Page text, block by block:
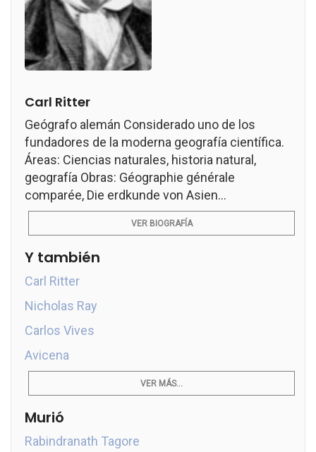
Carl Ritter
Geógrafo alemán Considerado uno de los
fundadores de la moderna geografía científica.
Áreas: Ciencias naturales, historia natural,
geografía Obras: Géographie générale
comparée, Die erdkunde von Asien...
VER BIOGRAFÍA
Y también
Carl Ritter
Nicholas Ray
Carlos Vives
Avicena
VER MÁS...
Murió
Rabindranath Tagore